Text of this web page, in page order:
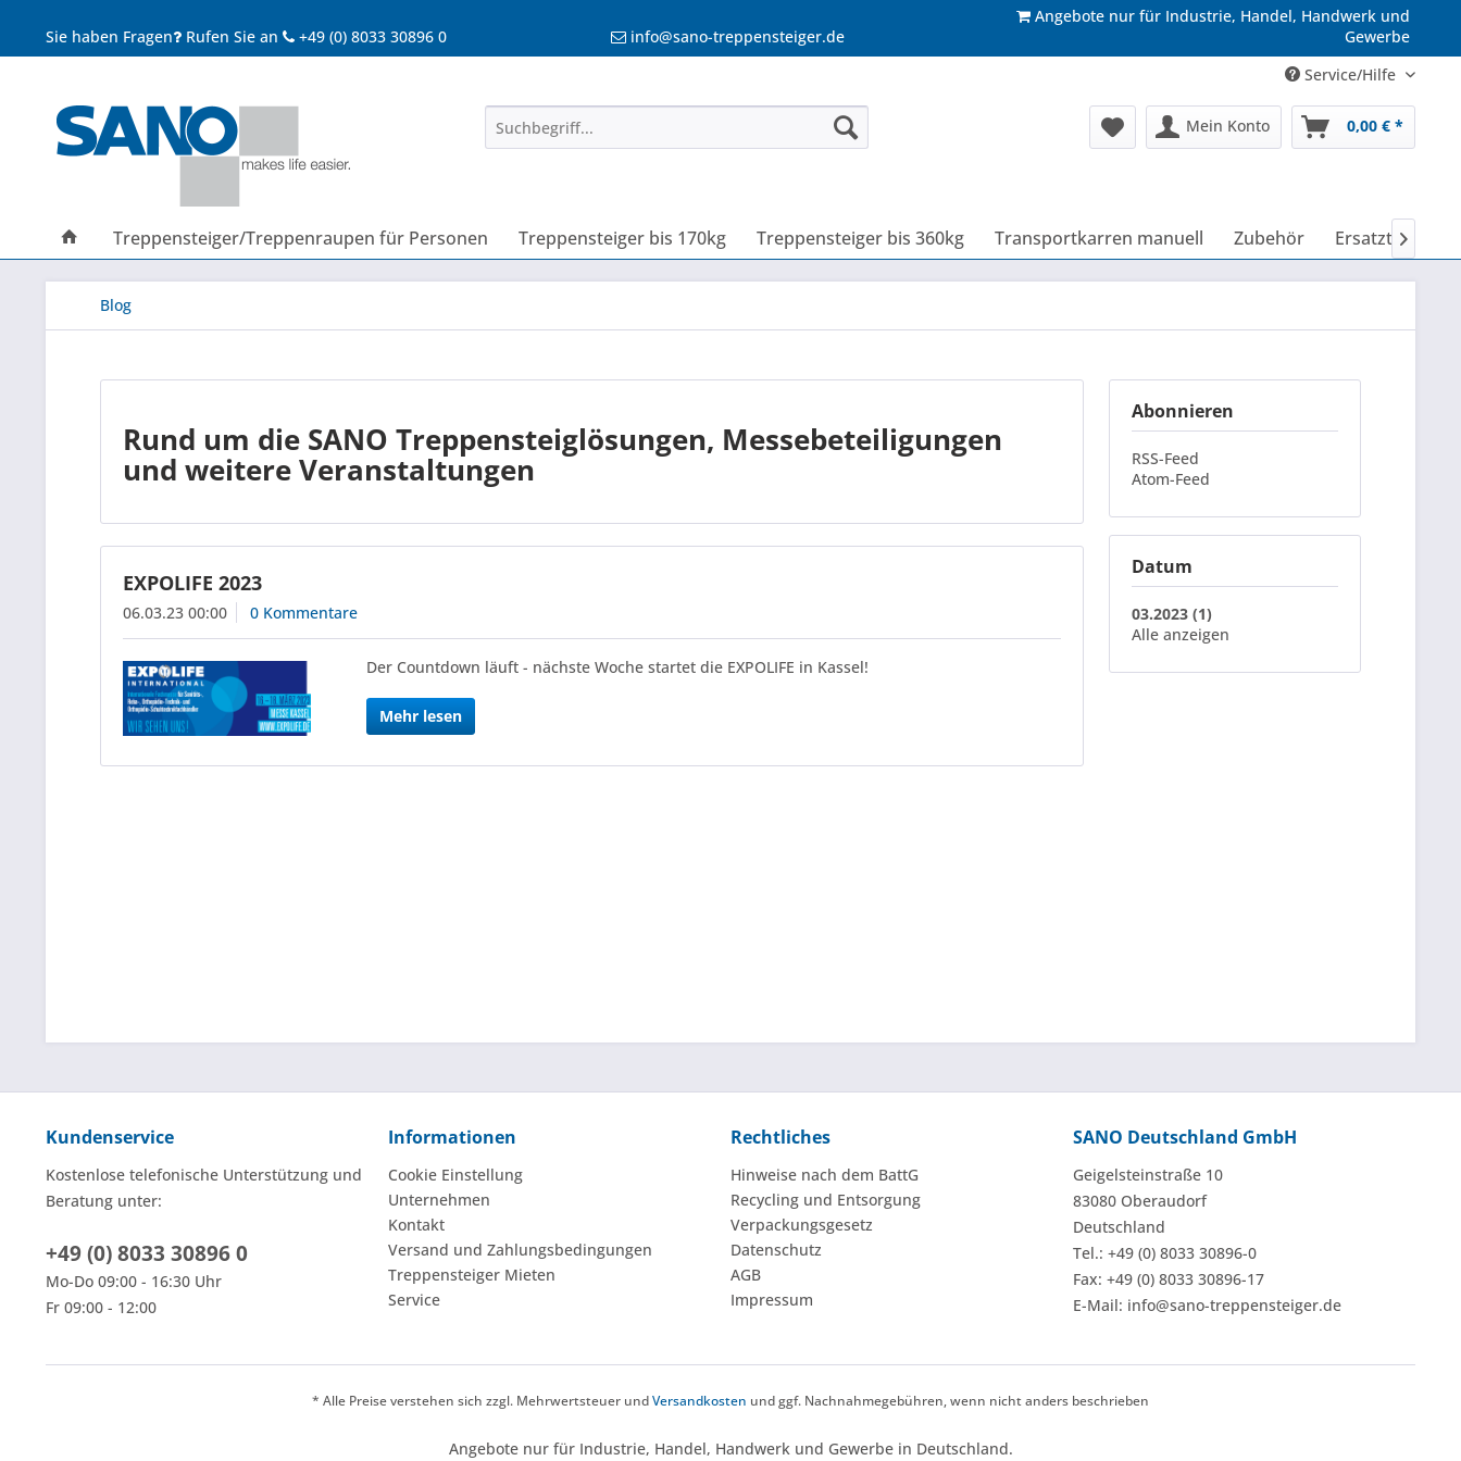
Sie haben Fragen Rufen Sie an +49 (0) 8033 30896 0 info@sano-treppensteiger.de
Angebote nur für Industrie, Handel, Handwerk und
Gewerbe
Service/Hilfe
Mein Konto 0,00 € *
Treppensteiger/Treppenraupen für Personen Treppensteiger bis 170kg Treppensteiger bis 360kg Transportkarren manuell Zubehör Ersatzteile

Blog
Abonnieren
RSS-Feed
Atom-Feed
Datum
03.2023 (1)
Alle anzeigen
Rund um die SANO Treppensteiglösungen, Messebeteiligungen
und weitere Veranstaltungen
EXPOLIFE 2023
06.03.23 00:00 0 Kommentare
Der Countdown läuft - nächste Woche startet die EXPOLIFE in Kassel!
Mehr lesen
Kundenservice
Kostenlose telefonische Unterstützung und
Beratung unter:
+49 (0) 8033 30896 0
Mo-Do 09:00 - 16:30 Uhr
Fr 09:00 - 12:00
Informationen
Cookie Einstellung
Unternehmen
Kontakt
Versand und Zahlungsbedingungen
Treppensteiger Mieten
Service
Rechtliches
Hinweise nach dem BattG
Recycling und Entsorgung
Verpackungsgesetz
Datenschutz
AGB
Impressum
SANO Deutschland GmbH
Geigelsteinstraße 10
83080 Oberaudorf
Deutschland
Tel.: +49 (0) 8033 30896-0
Fax: +49 (0) 8033 30896-17
E-Mail: info@sano-treppensteiger.de
* Alle Preise verstehen sich zzgl. Mehrwertsteuer undVersandkosten und ggf. Nachnahmegebühren, wenn nicht anders beschrieben
Angebote nur für Industrie, Handel, Handwerk und Gewerbe in Deutschland.